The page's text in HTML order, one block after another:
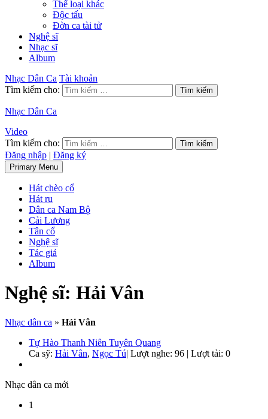
Thể loại khác
Độc tấu
Đờn ca tài tử
Nghệ sĩ
Nhạc sĩ
Album
Nhạc Dân Ca Tài khoản
Tìm kiếm cho:
Nhạc Dân Ca
Video
Tìm kiếm cho:
Đăng nhập | Đăng ký
Primary Menu
Hát chèo cổ
Hát ru
Dân ca Nam Bộ
Cải Lương
Tân cổ
Nghệ sĩ
Tác giả
Album
Nghệ sĩ: Hải Vân
Nhạc dân ca » Hải Vân
Tự Hào Thanh Niên Tuyên Quang
Ca sỹ: Hải Vân, Ngọc Tú| Lượt nghe: 96 | Lượt tải: 0
Nhạc dân ca mới
1